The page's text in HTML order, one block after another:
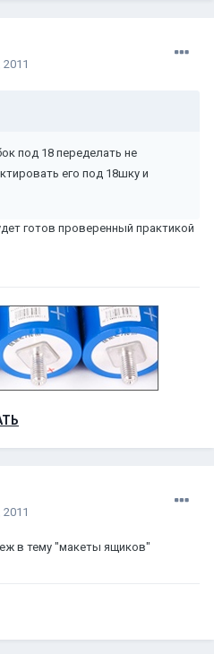
2011
под 18 переделать не
его под 18шку и
готов проверенный практикой
2011
в тему "макеты ящиков"